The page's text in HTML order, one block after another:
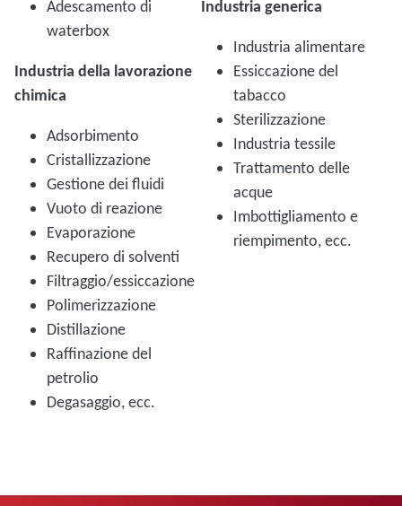
Adescamento di
waterbox
Industria della lavorazione
chimica
Adsorbimento
Cristallizzazione
Gestione dei fluidi
Vuoto di reazione
Evaporazione
Recupero di solventi
Filtraggio/essiccazione
Polimerizzazione
Distillazione
Raffinazione del
petrolio
Degasaggio, ecc.
Industria generica
Industria alimentare
Essiccazione del
tabacco
Sterilizzazione
Industria tessile
Trattamento delle
acque
Imbottigliamento e
riempimento, ecc.